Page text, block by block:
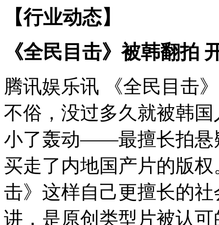
【行业动态】
《全民目击》被韩翻拍
腾讯娱乐讯 《全民目击
不俗，没过多久就被韩
小了轰动——最擅长拍悬
买走了内地国产片的版
击》这样自己更擅长的
讲，是原创类型片被认